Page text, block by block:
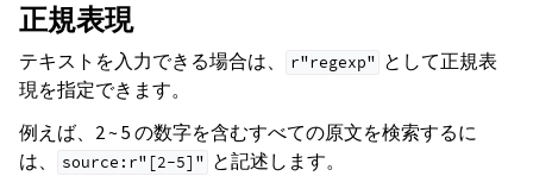
正規表現
テキストを入力できる場合は、 r"regexp" として正規表
現を指定できます。
例えば、2 ~ 5 の数字を含むすべての原文を検索するに
は、
source:r"[2-5]" と記述します。